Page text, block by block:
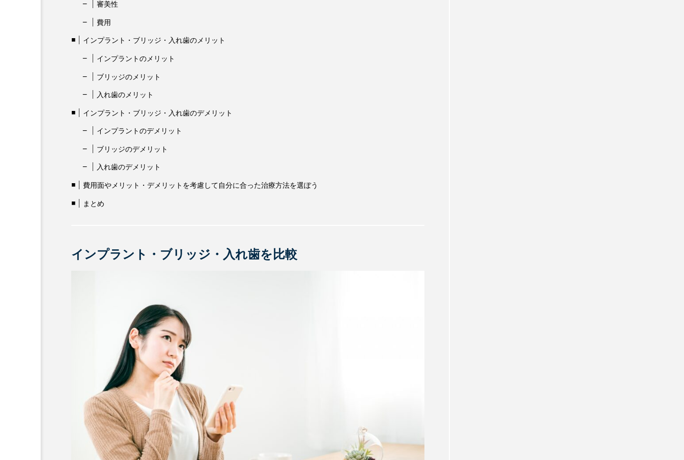
審美性
費用
インプラント・ブリッジ・入れ歯のメリット
インプラントのメリット
ブリッジのメリット
入れ歯のメリット
インプラント・ブリッジ・入れ歯のデメリット
インプラントのデメリット
ブリッジのデメリット
入れ歯のデメリット
費用面やメリット・デメリットを考慮して自分に合った治療方法を選ぼう
まとめ
インプラント・ブリッジ・入れ歯を比較